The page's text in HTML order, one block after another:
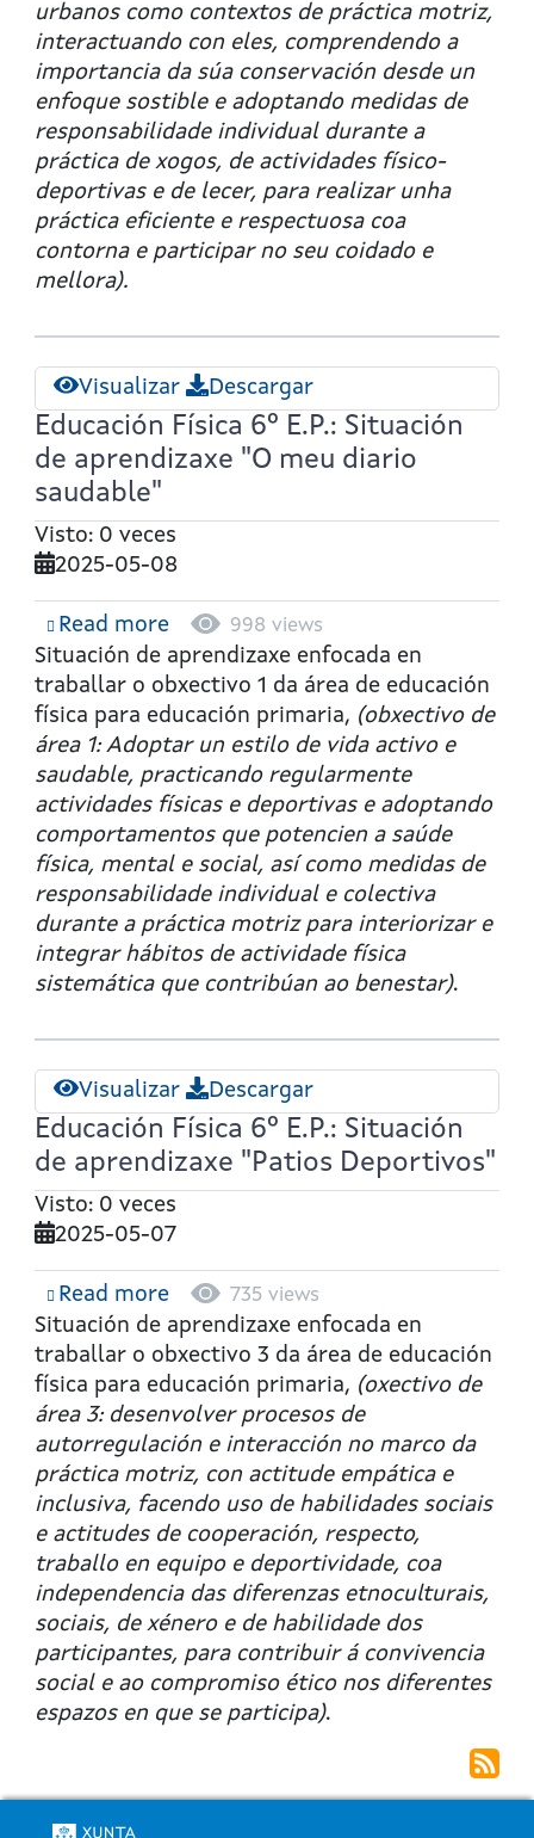
Situación
de
aprendizaxe
"Deixa
o
mundo
mellor
de
como
urbanos como contextos de práctica motriz,
interactuando con eles, comprendendo a
importancia da súa conservación desde un
enfoque sostible e adoptando medidas de
responsabilidade individual durante a
práctica de xogos, de actividades físico-
deportivas e de lecer, para realizar unha
práctica eficiente e respectuosa coa
contorna e participar no seu coidado e
mellora).
Visualizar Descargar
Educación Física 6º E.P.: Situación
de aprendizaxe "O meu diario
saudable"
Visto: 0 veces
2025-05-08
Read moreabout
Educación
Física
6º
E.P.:
Situación
de
aprendizaxe
"O
meu
diario
saudable"
998 views
Situación de aprendizaxe enfocada en
traballar o obxectivo 1 da área de educación
física para educación primaria, (obxectivo de
área 1: Adoptar un estilo de vida activo e
saudable, practicando regularmente
actividades físicas e deportivas e adoptando
comportamentos que potencien a saúde
física, mental e social, así como medidas de
responsabilidade individual e colectiva
durante a práctica motriz para interiorizar e
integrar hábitos de actividade física
sistemática que contribúan ao benestar).
Visualizar Descargar
Educación Física 6º E.P.: Situación
de aprendizaxe "Patios Deportivos"
Visto: 0 veces
2025-05-07
Read moreabout
Educación
Física
6º
E.P.:
Situación
de
aprendizaxe
"Patios
Deportivos"
735 views
Situación de aprendizaxe enfocada en
traballar o obxectivo 3 da área de educación
física para educación primaria, (oxectivo de
área 3: desenvolver procesos de
autorregulación e interacción no marco da
práctica motriz, con actitude empática e
inclusiva, facendo uso de habilidades sociais
e actitudes de cooperación, respecto,
traballo en equipo e deportividade, coa
independencia das diferenzas etnoculturais,
sociais, de xénero e de habilidade dos
participantes, para contribuir á convivencia
social e ao compromiso ético nos diferentes
espazos en que se participa).